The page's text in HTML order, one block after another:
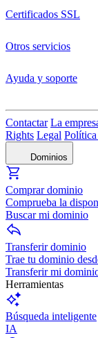
Certificados SSL
Otros servicios
Ayuda y soporte
Contactar La
Rights Legal
Dominios
Comprar dominio
Comprueba la
Buscar mi dominio
Transferir dominio
Trae tu dominio
Transferir mi
Herramientas
Búsqueda inteligente
IA